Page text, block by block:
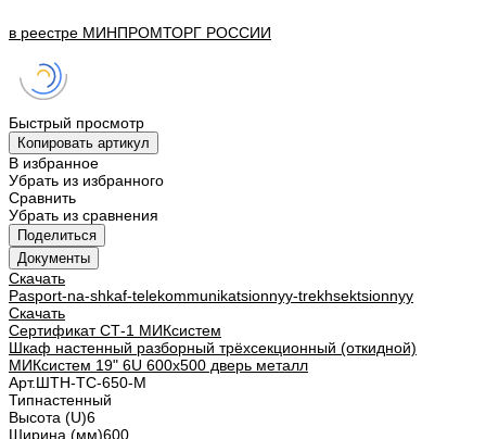
в реестре МИНПРОМТОРГ РОССИИ
Быстрый просмотр
Копировать артикул
В избранное
Убрать из избранного
Сравнить
Убрать из сравнения
Поделиться
Документы
Скачать
Pasport-na-shkaf-telekommunikatsionnyy-trekhsektsionnyy
Скачать
Сертификат СТ-1 МИКсистем
Шкаф настенный разборный трёхсекционный (откидной)
МИКсистем 19" 6U 600x500 дверь металл
Арт.ШТН-ТС-650-М
Типнастенный
Высота (U)6
Ширина (мм)600